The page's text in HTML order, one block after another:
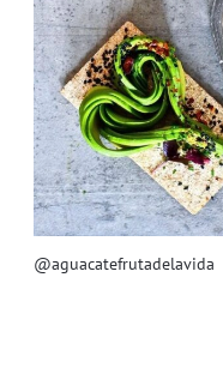
@aguacatefrutadelavida